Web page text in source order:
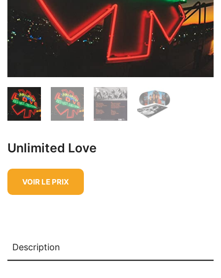
Unlimited Love
VOIR LE PRIX
Description